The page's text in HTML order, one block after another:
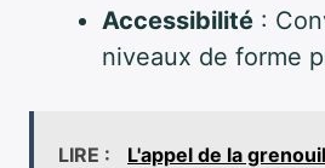
Accessibilité :
niveaux de forme
LIRE :
L'appel de la